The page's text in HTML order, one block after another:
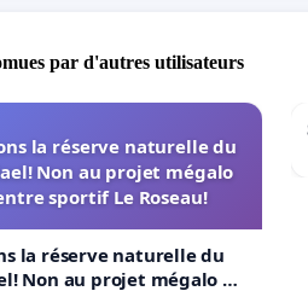
par d'autres utilisateurs
la réserve naturelle du
Non au projet mégalo
sportif Le Roseau!
la réserve naturelle du
Non au projet mégalo du